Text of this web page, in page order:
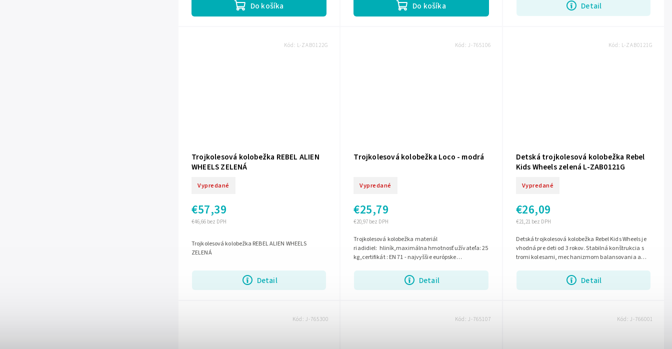
Do košíka Do košíka Detail
Trojkolesová kolobežka REBEL ALIEN
WHEELS ZELENÁ
Vypredané
€46,66 bez DPH
€57,39
Detail
Trojkolesová kolobežka REBEL ALIEN WHEELS
ZELENÁ
Kód: L-ZAB0122G
Trojkolesová kolobežka Loco - modrá
Vypredané
€20,97 bez DPH
€25,79
Detail
Trojkolesová kolobežka materiál
riadidiel: hliník,maximálna hmotnosť užívateľa: 25
kg,certifikát : EN 71 - najvyššie európske
Kód: J-765106
Detská trojkolesová kolobežka Rebel
Kids Wheels zelená L-ZAB0121G
Vypredané
€21,21 bez DPH
€26,09
Detail
Detská trojkolesová kolobežka Rebel Kids Wheels je
vhodná pre deti od 3 rokov. Stabilná konštrukcia s
tromi kolesami, mechanizmom balansovania a
Kód: L-ZAB0121G
Kód:J-765300 Kód: J-765107 Kód: J-766001